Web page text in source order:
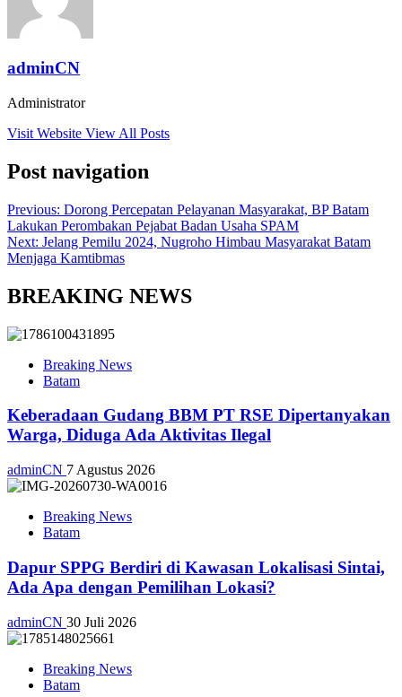
adminCN
Administrator
Visit Website View All Posts
Post navigation
Previous: Dorong Percepatan Pelayanan Masyarakat, BP Batam
Lakukan Perombakan Pejabat Badan Usaha SPAM
Next: Jelang Pemilu 2024, Nugroho Himbau Masyarakat Batam
Menjaga Kamtibmas
BREAKING NEWS
Breaking News
Batam
Keberadaan Gudang BBM PT RSE Dipertanyakan
Warga, Diduga Ada Aktivitas Ilegal
adminCN 7 Agustus 2026
Breaking News
Batam
Dapur SPPG Berdiri di Kawasan Lokalisasi Sintai,
Ada Apa dengan Pemilihan Lokasi?
adminCN 30 Juli 2026
Breaking News
Batam